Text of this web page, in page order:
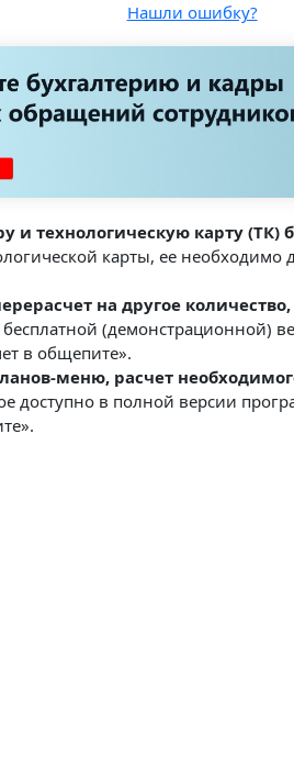
Нашли ошибку?
и технологическую карту (ТК)
карты, ее необходимо
на другое
бесплатной (демонстрационной)
в общепите».
меню, расчет
доступно в полной версии